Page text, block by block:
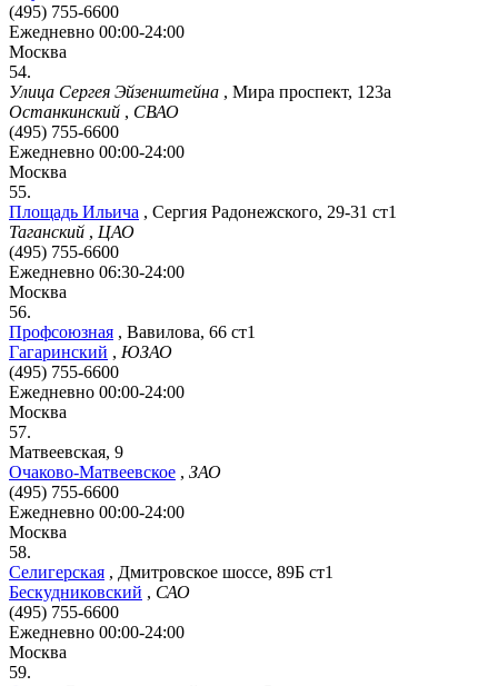
(495) 755-6600
Ежедневно 00:00-24:00
Москва
54.
Улица Сергея Эйзенштейна , Мира проспект, 123а
Останкинский , СВАО
(495) 755-6600
Ежедневно 00:00-24:00
Москва
55.
Площадь Ильича , Сергия Радонежского, 29-31 ст1
Таганский , ЦАО
(495) 755-6600
Ежедневно 06:30-24:00
Москва
56.
Профсоюзная , Вавилова, 66 ст1
Гагаринский , ЮЗАО
(495) 755-6600
Ежедневно 00:00-24:00
Москва
57.
Матвеевская, 9
Очаково-Матвеевское , ЗАО
(495) 755-6600
Ежедневно 00:00-24:00
Москва
58.
Селигерская , Дмитровское шоссе, 89Б ст1
Бескудниковский , САО
(495) 755-6600
Ежедневно 00:00-24:00
Москва
59.